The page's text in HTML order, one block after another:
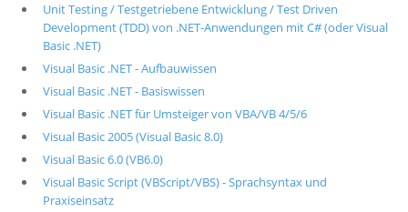
Unit Testing / Testgetriebene Entwicklung / Test Driven
Development (TDD) von .NET-Anwendungen mit C# (oder Visual
Basic .NET)
Visual Basic .NET - Aufbauwissen
Visual Basic .NET - Basiswissen
Visual Basic .NET für Umsteiger von VBA/VB 4/5/6
Visual Basic 2005 (Visual Basic 8.0)
Visual Basic 6.0 (VB6.0)
Visual Basic Script (VBScript/VBS) - Sprachsyntax und
Praxiseinsatz